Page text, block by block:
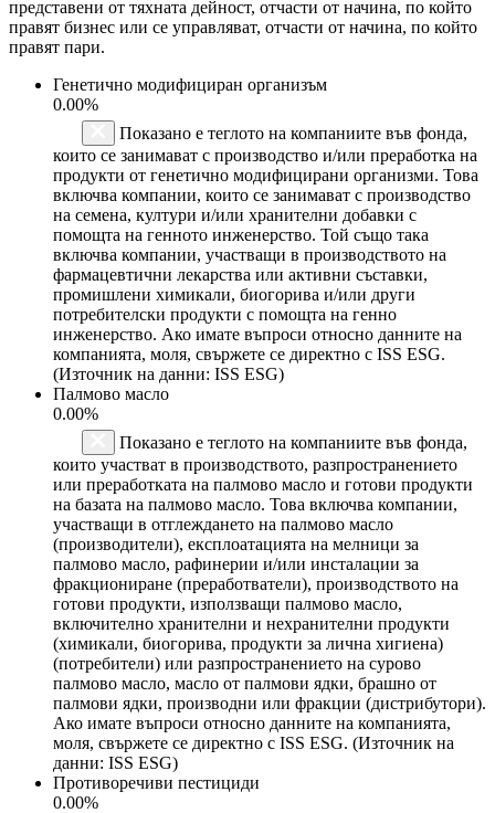
представени от тяхната дейност, отчасти от начина, по който
правят бизнес или се управляват, отчасти от начина, по който
правят пари.
Генетично модифициран организъм
0.00%
Показано е теглото на компаниите във фонда,
които се занимават с производство и/или преработка на
продукти от генетично модифицирани организми. Това
включва компании, които се занимават с производство
на семена, култури и/или хранителни добавки с
помощта на генното инженерство. Той също така
включва компании, участващи в производството на
фармацевтични лекарства или активни съставки,
промишлени химикали, биогорива и/или други
потребителски продукти с помощта на генно
инженерство. Ако имате въпроси относно данните на
компанията, моля, свържете се директно с ISS ESG.
(Източник на данни: ISS ESG)
Палмово масло
0.00%
Показано е теглото на компаниите във фонда,
които участват в производството, разпространението
или преработката на палмово масло и готови продукти
на базата на палмово масло. Това включва компании,
участващи в отглеждането на палмово масло
(производители), експлоатацията на мелници за
палмово масло, рафинерии и/или инсталации за
фракциониране (преработватели), производството на
готови продукти, използващи палмово масло,
включително хранителни и нехранителни продукти
(химикали, биогорива, продукти за лична хигиена)
(потребители) или разпространението на сурово
палмово масло, масло от палмови ядки, брашно от
палмови ядки, производни или фракции (дистрибутори).
Ако имате въпроси относно данните на компанията,
моля, свържете се директно с ISS ESG. (Източник на
данни: ISS ESG)
Противоречиви пестициди
0.00%